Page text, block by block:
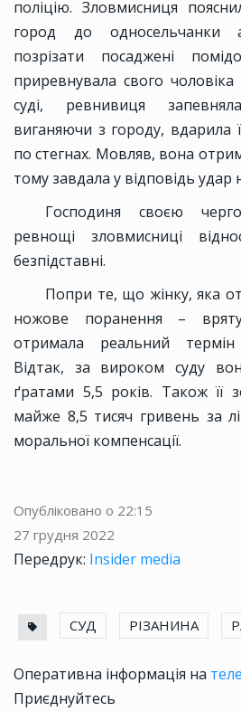
поліцію. Зловмисниця
город до односельчанки
позрізати посаджені
приревнувала свого
суді, ревнивиця
виганяючи з городу, вдарила
по стегнах. Мовляв, вона
тому завдала у відповідь удар
Господиня своєю
ревнощі зловмисниці
безпідставні.
Попри те, що жінку, яка
ножове поранення –
отримала реальний термін
Відтак, за вироком суду
ґратами 5,5 років. Також її
майже 8,5 тисяч гривень за
моральної компенсації.
Опубліковано о 22:15
27 грудня 2022
Передрук: Insider media
СУД РІЗАНИНА
Оперативна інформація на
Приєднуйтесь